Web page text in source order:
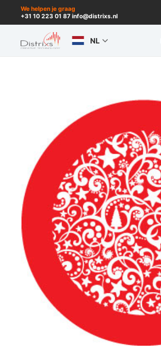
inhoud
We helpen je graag
+31 10 223 01 87 info@distrixs.nl
NL